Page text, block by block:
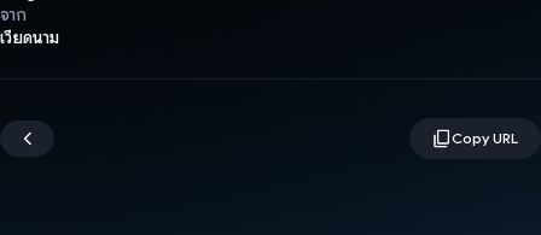
จาก
เวียดนาม